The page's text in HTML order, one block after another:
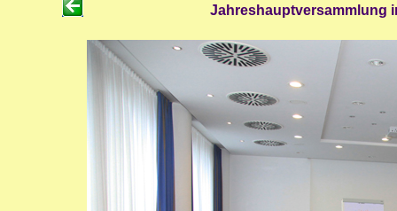
Jahreshauptversammlung